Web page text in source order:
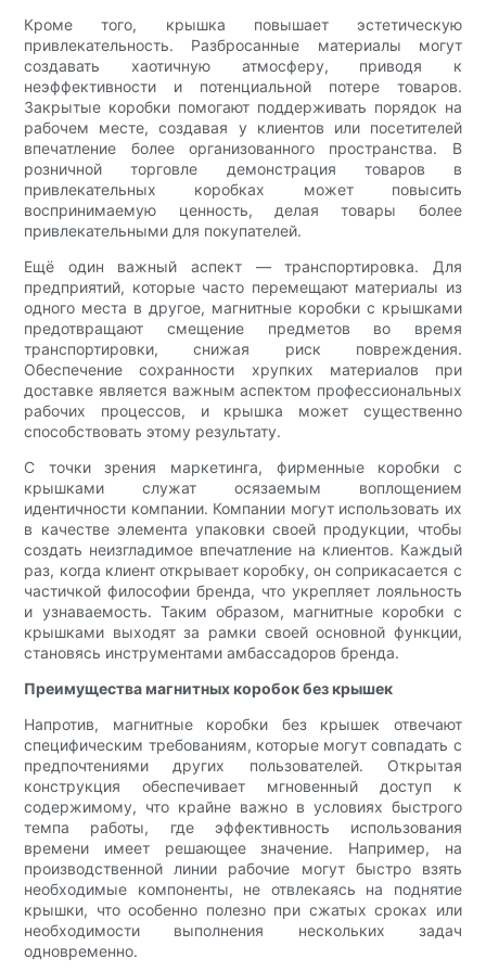
Кроме того, крышка повышает эстетическую
привлекательность. Разбросанные материалы могут
создавать хаотичную атмосферу, приводя к
неэффективности и потенциальной потере товаров.
Закрытые коробки помогают поддерживать порядок на
рабочем месте, создавая у клиентов или посетителей
впечатление более организованного пространства. В
розничной торговле демонстрация товаров в
привлекательных коробках может повысить
воспринимаемую ценность, делая товары более
привлекательными для покупателей.
Ещё один важный аспект — транспортировка. Для
предприятий, которые часто перемещают материалы из
одного места в другое, магнитные коробки с крышками
предотвращают смещение предметов во время
транспортировки, снижая риск повреждения.
Обеспечение сохранности хрупких материалов при
доставке является важным аспектом профессиональных
рабочих процессов, и крышка может существенно
способствовать этому результату.
С точки зрения маркетинга, фирменные коробки с
крышками служат осязаемым воплощением
идентичности компании. Компании могут использовать их
в качестве элемента упаковки своей продукции, чтобы
создать неизгладимое впечатление на клиентов. Каждый
раз, когда клиент открывает коробку, он соприкасается с
частичкой философии бренда, что укрепляет лояльность
и узнаваемость. Таким образом, магнитные коробки с
крышками выходят за рамки своей основной функции,
становясь инструментами амбассадоров бренда.
Преимущества магнитных коробок без крышек
Напротив, магнитные коробки без крышек отвечают
специфическим требованиям, которые могут совпадать с
предпочтениями других пользователей. Открытая
конструкция обеспечивает мгновенный доступ к
содержимому, что крайне важно в условиях быстрого
темпа работы, где эффективность использования
времени имеет решающее значение. Например, на
производственной линии рабочие могут быстро взять
необходимые компоненты, не отвлекаясь на поднятие
крышки, что особенно полезно при сжатых сроках или
необходимости выполнения нескольких задач
одновременно.